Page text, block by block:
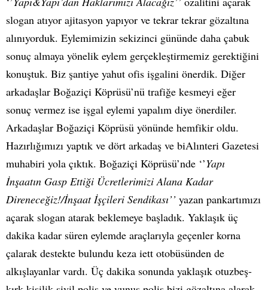
slogan atıyor ajitasyon yapıyor ve tekrar tekrar gözaltına
alınıyorduk. Eylemimizin sekizinci gününde daha çabuk
sonuç almaya yönelik eylem gerçekleştirmemiz gerektiğini
konuştuk. Biz şantiye yahut ofis işgalini önerdik. Diğer
arkadaşlar Boğaziçi Köprüsü’nü trafiğe kesmeyi eğer
sonuç vermez ise işgal eylemi yapalım diye önerdiler.
Arkadaşlar Boğaziçi Köprüsü yönünde hemfikir oldu.
Hazırlığımızı yaptık ve dört arkadaş ve biAlınteri Gazetesi
muhabiri yola çıktık. Boğaziçi Köprüsü’nde ‘’Yapı
İnşaatın Gasp Ettiği Ücretlerimizi Alana Kadar
Direneceğiz!/İnşaat İşçileri Sendikası’’ yazan pankartımızı
açarak slogan atarak beklemeye başladık. Yaklaşık üç
dakika kadar süren eylemde araçlarıyla geçenler korna
çalarak destekte bulundu keza iett otobüsünden de
alkışlayanlar vardı. Üç dakika sonunda yaklaşık otuzbeş-